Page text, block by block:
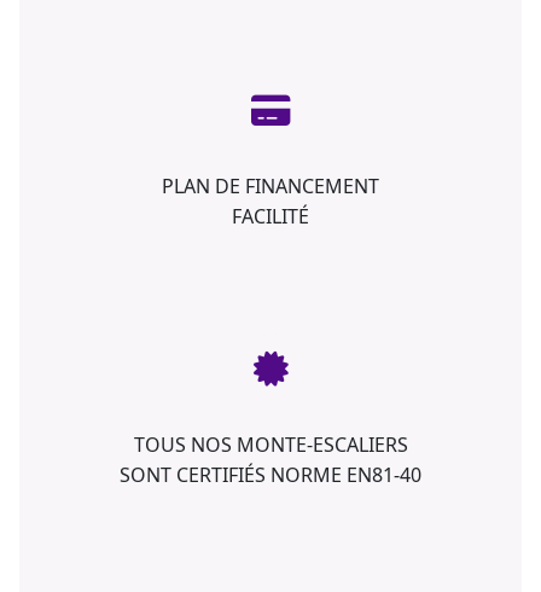
PLAN DE FINANCEMENT
FACILITÉ
TOUS NOS MONTE-ESCALIERS
SONT CERTIFIÉS NORME EN81-40